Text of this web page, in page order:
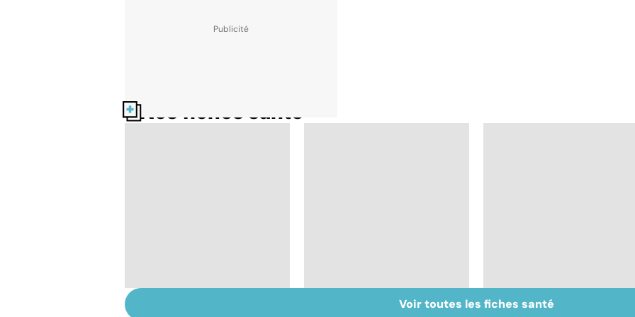
Nos fiches santé
Tout savoir sur les
Inflammation des
Voir toutes les fiches santé